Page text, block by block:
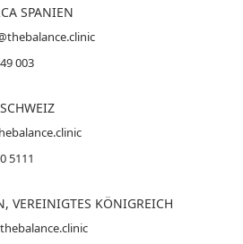
SPANIEN
003
5111
VEREINIGTES KÖNIGREICH